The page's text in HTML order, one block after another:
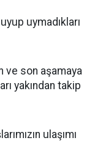
uymadıkları
ve son aşamaya
yakından takip
ulaşımı